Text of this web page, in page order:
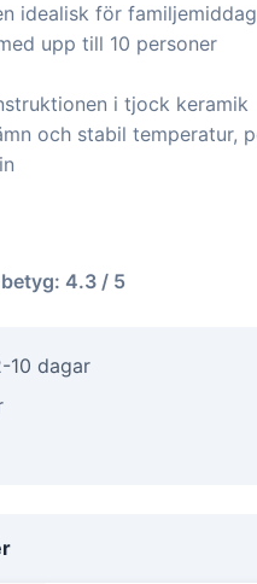
idealisk för
upp till 10 personer
i tjock keramik
och stabil temperatur,
4.3 / 5
10 dagar